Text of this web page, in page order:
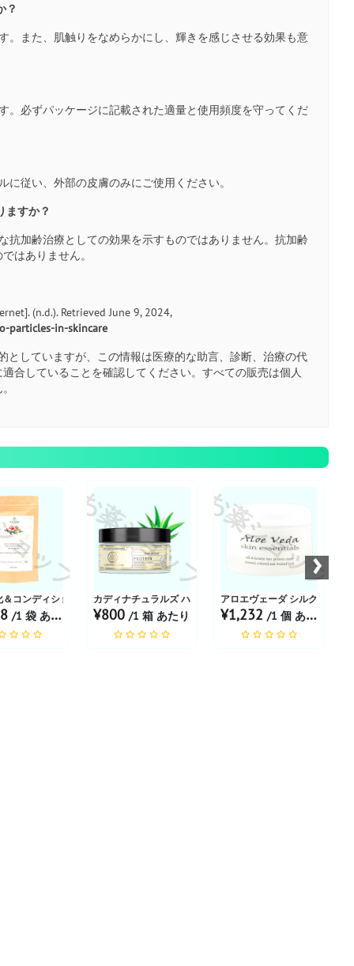
？
。また、肌触りをなめらかにし、輝きを感じさせる効果も意
。必ずパッケージに記載された適量と使用頻度を守ってくだ
従い、外部の皮膚のみにご使用ください。
ますか？
抗加齢治療としての効果を示すものではありません。抗加齢
はありません。
(n.d.). Retrieved June 9, 2024,
particles-in-skincare
していますが、この情報は医療的な助言、診断、治療の代
合していることを確認してください。すべての販売は個人
ップ
＆コンディショニングヘアマスク
/1 袋 あたり
お薬ショップ
カディナチュラルズ ハーバルプロテインヘアクリーム
¥800/1 箱 あたり
お薬ショップ
アロエヴェーダ シルク＆ケラ
¥1,232 /1 個 あたり
›